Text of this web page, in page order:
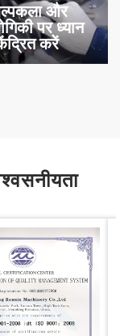
और
पर ध्यान
करें